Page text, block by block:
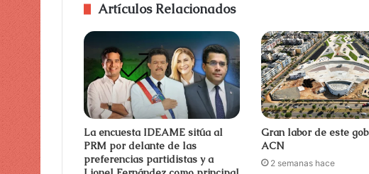
Artículos Relacionados
La encuesta IDEAME sitúa al
PRM por delante de las
preferencias partidistas y a
Gran labor de este
ACN
2 semanas hace